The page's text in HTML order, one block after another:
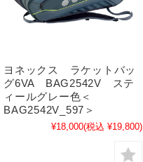
ヨネックス ラケットバッ
グ6VA BAG2542V ステ
ィールグレー色＜
BAG2542V_597＞
¥18,000(税込 ¥19,800)